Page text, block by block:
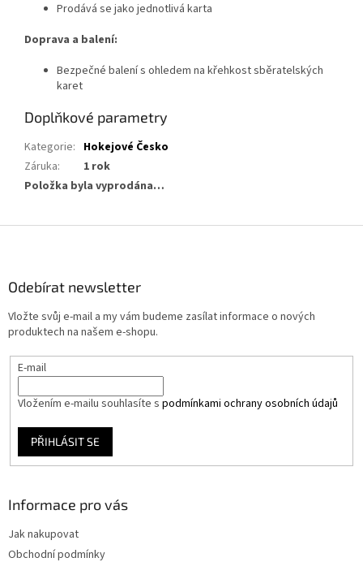
Prodává se jako jednotlivá karta
Doprava a balení:
Bezpečné balení s ohledem na křehkost sběratelských
karet
Doplňkové parametry
Kategorie: Hokejové Česko
Záruka:
1 rok
Položka byla vyprodána…
Odebírat newsletter
Vložte svůj e-mail a my vám budeme zasílat informace o nových
produktech na našem e-shopu.
E-mail
Vložením e-mailu souhlasíte s podmínkami ochrany osobních údajů
PŘIHLÁSIT SE
Informace pro vás
Jak nakupovat
Obchodní podmínky